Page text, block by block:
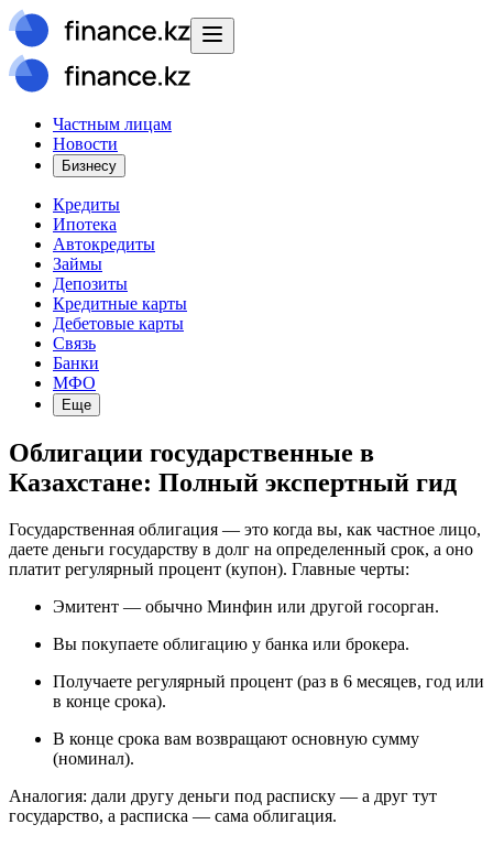
Частным лицам
Новости
Бизнесу
Кредиты
Ипотека
Автокредиты
Займы
Депозиты
Кредитные карты
Дебетовые карты
Связь
Банки
МФО
Еще
Облигации государственные в
Казахстане: Полный экспертный гид
Государственная облигация — это когда вы, как частное лицо,
даете деньги государству в долг на определенный срок, а оно
платит регулярный процент (купон). Главные черты:
Эмитент — обычно Минфин или другой госорган.
Вы покупаете облигацию у банка или брокера.
Получаете регулярный процент (раз в 6 месяцев, год или
в конце срока).
В конце срока вам возвращают основную сумму
(номинал).
Аналогия: дали другу деньги под расписку — а друг тут
государство, а расписка — сама облигация.